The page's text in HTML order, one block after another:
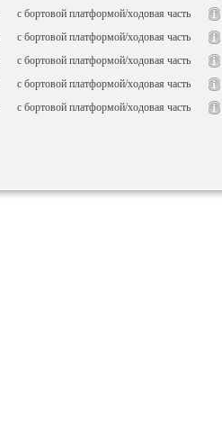
c бортовой платформой/ходовая часть
c бортовой платформой/ходовая часть
c бортовой платформой/ходовая часть
c бортовой платформой/ходовая часть
c бортовой платформой/ходовая часть